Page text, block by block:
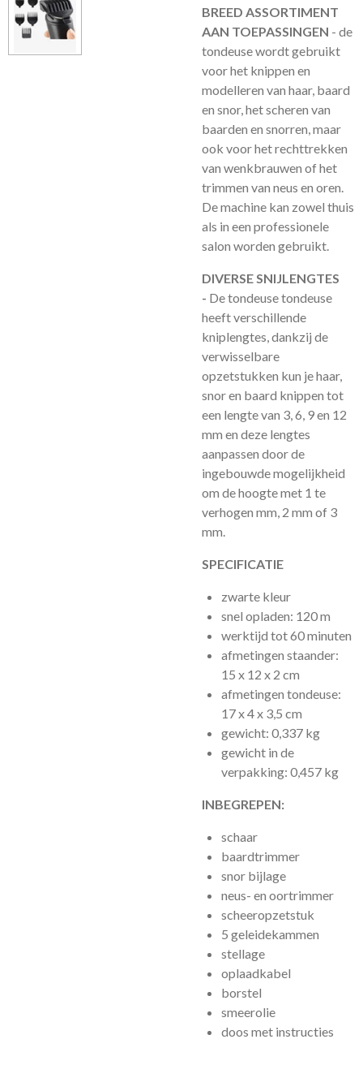
BREED ASSORTIMENT
AAN TOEPASSINGEN - de
tondeuse wordt gebruikt
voor het knippen en
modelleren van haar, baard
en snor, het scheren van
baarden en snorren, maar
ook voor het rechttrekken
van wenkbrauwen of het
trimmen van neus en oren.
De machine kan zowel thuis
als in een professionele
salon worden gebruikt.
DIVERSE SNIJLENGTES
- De tondeuse tondeuse
heeft verschillende
kniplengtes, dankzij de
verwisselbare
opzetstukken kun je haar,
snor en baard knippen tot
een lengte van 3, 6, 9 en 12
mm en deze lengtes
aanpassen door de
ingebouwde mogelijkheid
om de hoogte met 1 te
verhogen mm, 2 mm of 3
mm.
SPECIFICATIE
zwarte kleur
snel opladen: 120 m
werktijd tot 60 minuten
afmetingen staander:
15 x 12 x 2 cm
afmetingen tondeuse:
17 x 4 x 3,5 cm
gewicht: 0,337 kg
gewicht in de
verpakking: 0,457 kg
INBEGREPEN:
schaar
baardtrimmer
snor bijlage
neus- en oortrimmer
scheeropzetstuk
5 geleidekammen
stellage
oplaadkabel
borstel
smeerolie
doos met instructies